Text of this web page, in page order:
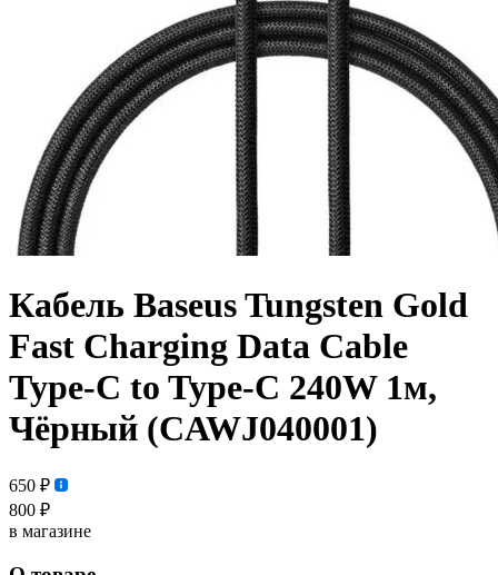
Кабель Baseus Tungsten Gold
Fast Charging Data Cable
Type-C to Type-C 240W 1м,
Чёрный (CAWJ040001)
650 ₽
800 ₽
в магазине